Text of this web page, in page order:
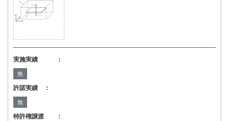
実施実績 ：
無
許諾実績 ：
無
特許権譲渡 ：